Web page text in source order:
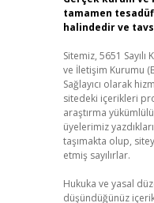
tamamen
halindedir ve
Sitemiz, 5651
ve İletişim Kurumu
Sağlayıcı olarak
sitedeki içerikleri
araştırma
üyelerimiz
taşımakta olup,
etmiş sayılırlar.
Hukuka ve yasal
düşündüğünüz